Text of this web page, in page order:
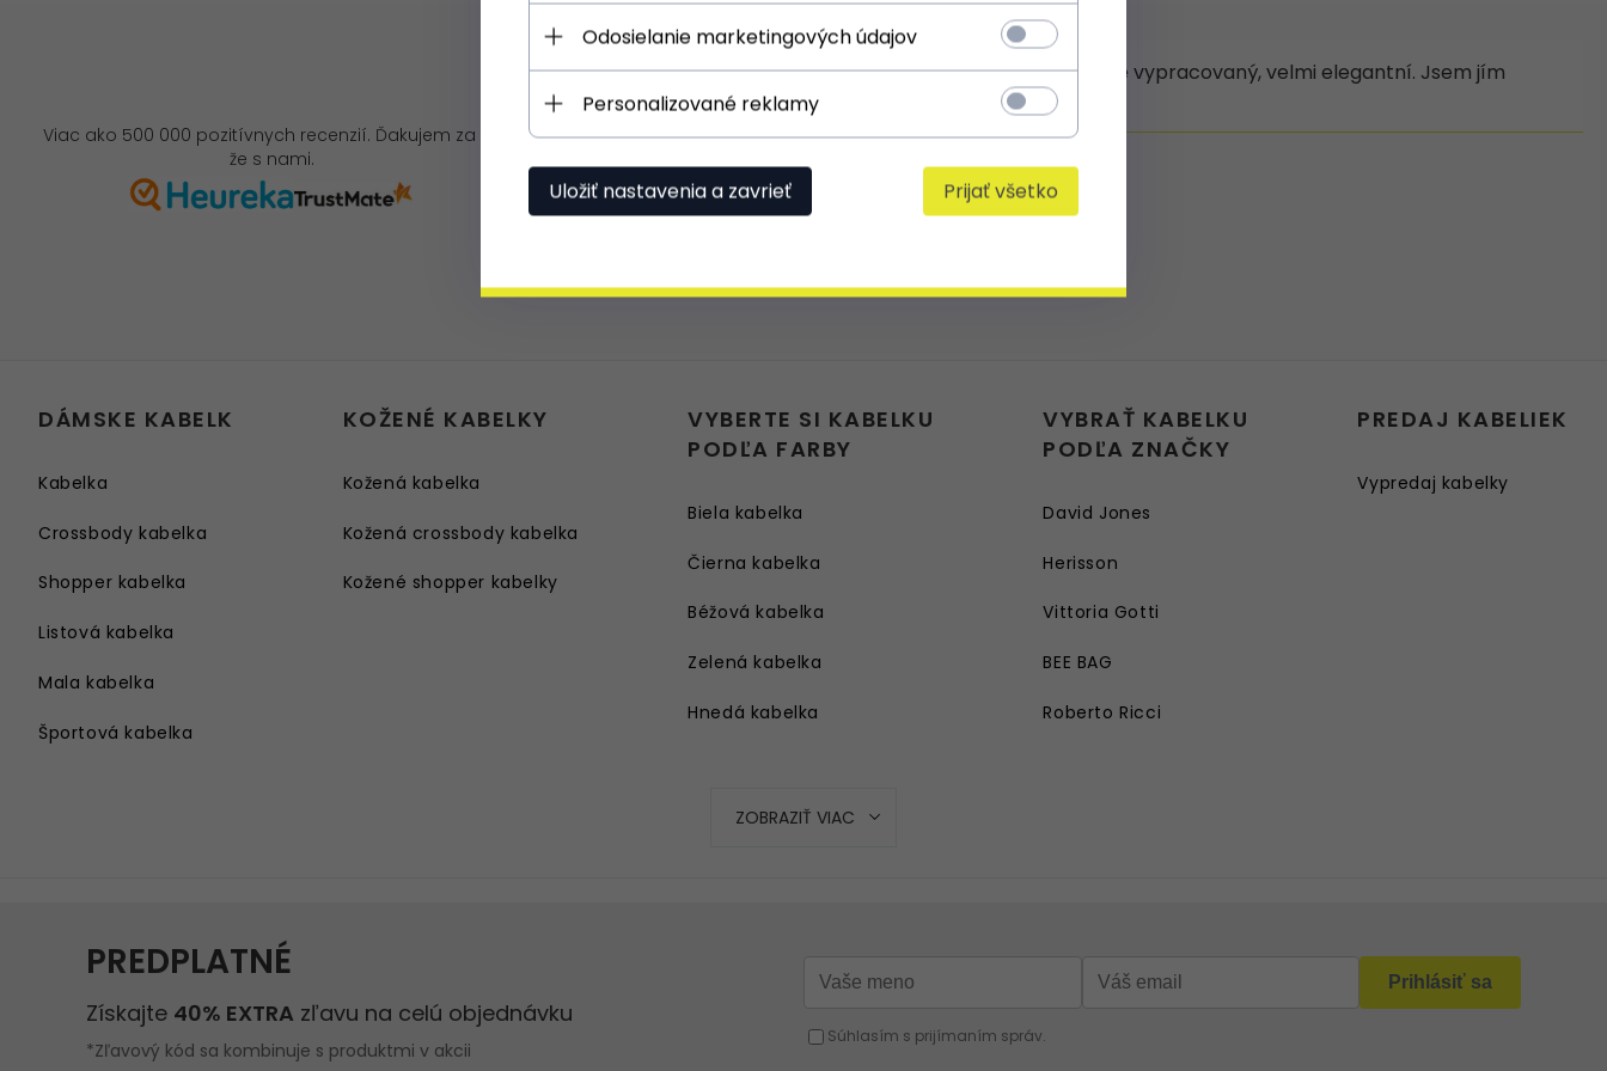
Viac ako 500 000 pozitívnych recenzií. Ďakujem za to,
že s nami.
Kufřík XXL je z velmi kvalitního materiálu, čistě vypracovaný, velmi elegantní. Jsem jím
okouzlena. Doporučuji.
DÁMSKE KABELK
Kabelka
Crossbody kabelka
Shopper kabelka
Listová kabelka
Mala kabelka
Športová kabelka
KOŽENÉ KABELKY
Kožená kabelka
Kožená crossbody kabelka
Kožené shopper kabelky
VYBERTE SI KABELKU
PODĽA FARBY
Biela kabelka
Čierna kabelka
Béžová kabelka
Zelená kabelka
Hnedá kabelka
Ružová kabelka
VYBRAŤ KABELKU
PODĽA ZNAČKY
David Jones
Herisson
Vittoria Gotti
BEE BAG
Roberto Ricci
PREDAJ KABELIEK
Vypredaj kabelky
ZOBRAZIŤ VIAC
Odosielanie marketingových údajov
Personalizované reklamy
Uložiť nastavenia a zavrieť Prijať všetko